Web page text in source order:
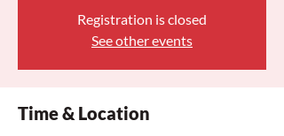
Registration is closed
See other events
Time & Location